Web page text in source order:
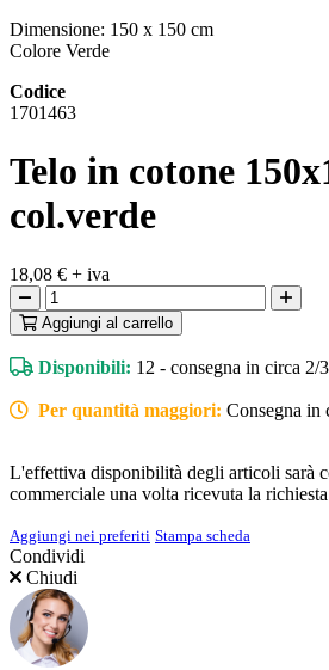
Dimensione: 150 x 150 cm
Colore Verde
Codice
1701463
Telo in cotone
col.verde
18,08 € + iva
Aggiungi al carrello
Disponibili: 12 - consegna in circa
Per quantità maggiori: Consegna in
L'effettiva disponibilità degli articoli sarà
commerciale una volta ricevuta la
Aggiungi nei preferiti Stampa scheda
Condividi
Chiudi